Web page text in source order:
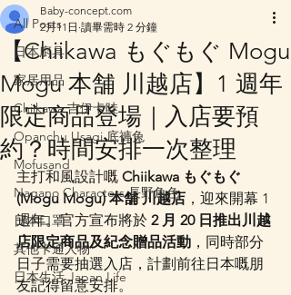
All Posts
日本廚具
家居用品
Chiikawa 吉伊卡哇
Opanchu Usagi 底褲兔
Mofusand
Nagano Characters 長野角色
日本口罩
其他卡通人物
日本生活 Japan Life
【Chiikawa もぐもぐ Mogu
Mogu 本舗 川越店】1 週年
限定商品登場｜入店要預
約？時間安排一次整理
Baby-concept.com
2月11日 讀畢需時 2 分鐘
主打和風設計嘅 Chiikawa もぐもぐ
(Mogu Mogu) 本舗 川越店 ，迎來開幕 1
週年。官方宣布將於 2 月 20 日推出川越
店限定商品及紀念贈品活動 ，同時部分
日子需要抽選入店，計劃前往日本嘅朋
友記得留意安排。